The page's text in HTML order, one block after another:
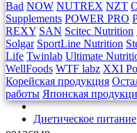
Bad NOW NUTREX NZT
Supplements POWER PRO
REXY SAN Scitec Nutrition
Solgar SportLine Nutrition
Life Twinlab Ultimate
WellFoods WTF labz XXI
Корейская продукция
работы Японская
Диетическое питание